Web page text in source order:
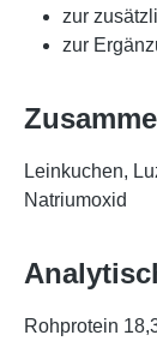
zur
zur
Leinkuchen,
Natriumoxid
Rohprotein